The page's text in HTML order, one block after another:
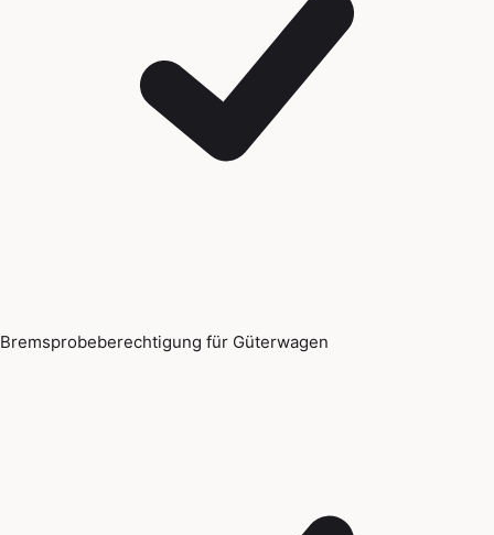
Bremsprobeberechtigung für Güterwagen